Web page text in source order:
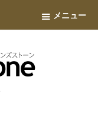
メニュー